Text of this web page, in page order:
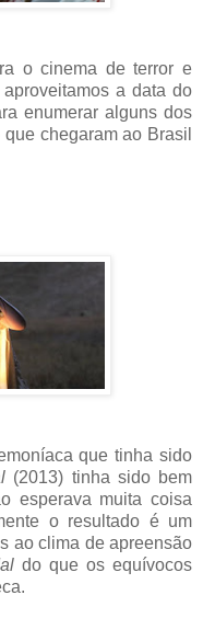
o cinema de terror e
a data do
enumerar alguns dos
chegaram ao Brasil
que tinha sido
(2013) tinha sido bem
esperava muita coisa
o resultado é um
ao clima de apreensão
do que os equívocos